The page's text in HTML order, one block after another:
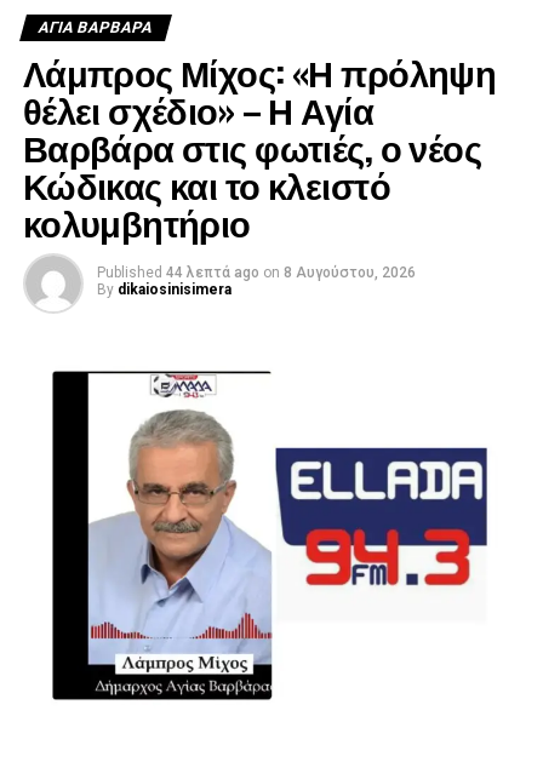
ΑΓΙΑ ΒΑΡΒΑΡΑ
Λάμπρος Μίχος: «Η πρόληψη
θέλει σχέδιο» – Η Αγία
Βαρβάρα στις φωτιές, ο νέος
Κώδικας και το κλειστό
κολυμβητήριο
Published 44 λεπτά ago on 8 Αυγούστου, 2026
By dikaiosinisimera